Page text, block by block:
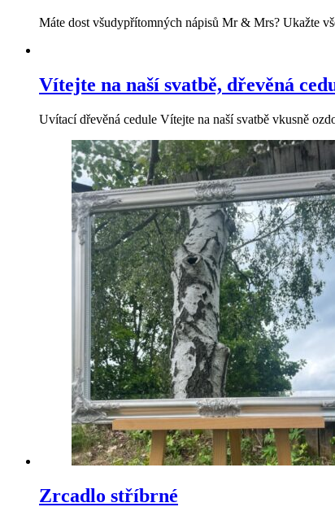
Máte dost všudypřítomných nápisů Mr & Mrs? Ukažte
Vítejte na naší svatbě, dřevěná
Uvítací dřevěná cedule Vítejte na naší svatbě vkusně
Zrcadlo stříbrné